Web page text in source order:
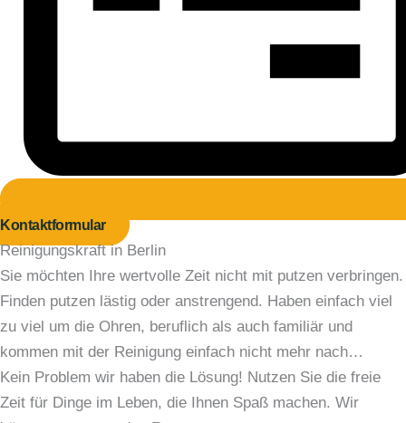
Kontaktformular
Reinigungskraft in Berlin
Sie möchten Ihre wertvolle Zeit nicht mit putzen verbringen.
Finden putzen lästig oder anstrengend. Haben einfach viel
zu viel um die Ohren, beruflich als auch familiär und
kommen mit der Reinigung einfach nicht mehr nach…
Kein Problem wir haben die Lösung! Nutzen Sie die freie
Zeit für Dinge im Leben, die Ihnen Spaß machen. Wir